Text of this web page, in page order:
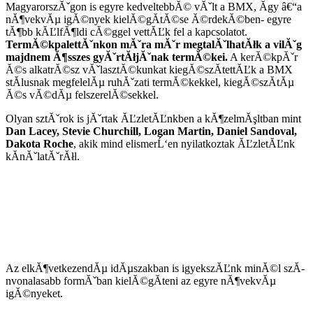
MagyarorszĂˇgon is egyre kedveltebbĂ© vĂˇlt a BMX, Ă­gy â€“a
nĂ¶vekvĂµ igĂ©nyek kielĂ©gĂ­tĂ©se Ă©rdekĂ©ben- egyre
tĂ¶bb kĂĽlfĂ¶ldi cĂ©ggel vettĂĽk fel a kapcsolatot.
TermĂ©kpalettĂˇnkon mĂˇra mĂˇr megtalĂˇlhatĂłk a vilĂˇg
majdnem Ă¶sszes gyĂˇrtĂłjĂˇnak termĂ©kei.A kerĂ©kpĂˇr
Ă©s alkatrĂ©sz vĂˇlasztĂ©kunkat kiegĂ©szĂ­tettĂĽk a BMX
stĂ­lusnak megfelelĂµ ruhĂˇzati termĂ©kekkel, kiegĂ©szĂ­tĂµ
Ă©s vĂ©dĂµ felszerelĂ©sekkel.
Olyan sztĂˇrok is jĂˇrtak ĂĽzletĂĽnkben a kĂ¶zelmĂşltban mint
Dan Lacey, Stevie Churchill, Logan Martin, Daniel Sandoval,
Dakota Roche, akik mind elismerĹ‘en nyilatkoztak ĂĽzletĂĽnk
kĂ­nĂˇlatĂˇrĂłl.
Az elkĂ¶vetkezendĂµ idĂµszakban is igyekszĂĽnk minĂ©l szĂ­
nvonalasabb formĂˇban kielĂ©gĂ­teni az egyre nĂ¶vekvĂµ
igĂ©nyeket.